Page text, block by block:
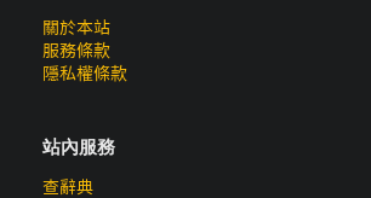
關於本站
服務條款
隱私權條款
站內服務
查辭典